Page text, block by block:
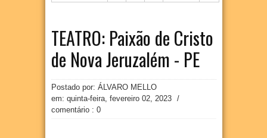
TEATRO: Paixão de Cristo
de Nova Jeruzalém - PE
Postado por: ÁLVARO MELLO
em: quinta-feira, fevereiro 02, 2023
/
comentário : 0